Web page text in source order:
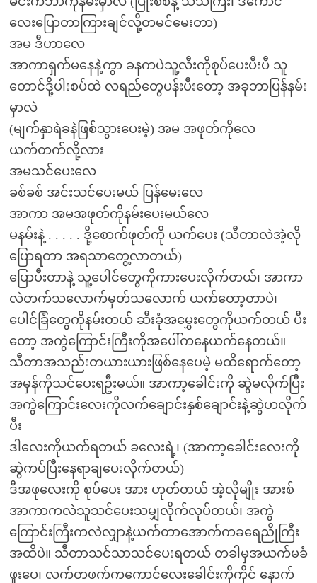
လေးပြောတာကြားချင်လို့တမင်မေးတာ)
အမ ဒီဟာလေ
အာကာရှက်မနေနဲ့ကွာ ခနကပဲသူ့လီးကိုစုပ်ပေးပီးပီ သူ
တောင်ဒို့ပါးစပ်ထဲ လရည်တွေပန်းပီးတော့ အခုဘာပြန်နမ်း
မှာလဲ
(မျက်နှာရဲခနဲဖြစ်သွားပေးမဲ့) အမ အဖုတ်ကိုလေ
ယက်တက်လို့လား
အမသင်ပေးလေ
ခစ်ခစ် အင်းသင်ပေးမယ် ပြန်မေးလေ
အာကာ အမအဖုတ်ကိုနမ်းပေးမယ်လေ
မနမ်းနဲ့ . . . . . ဒို့စောက်ဖုတ်ကို ယက်ပေး (သီတာလဲအဲ့လို
ပြောရတာ အရသာတွေ့လာတယ်)
ပြောပီးတာနဲ့ သူ့ပေါင်တွေကိုကားပေးလိုက်တယ်၊ အာကာ
လဲတက်သလောက်မှတ်သလောက် ယက်တော့တာပဲ၊
ပေါင်ခြံတွေကိုနမ်းတယ် ဆီးခုံအမွှေးတွေကိုယက်တယ် ပီး
တော့ အကွဲကြောင်းကြီးကိုအပေါ်ကနေယက်နေတယ်။
သီတာအသည်းတယားယားဖြစ်နေပေမဲ့ မထိရောက်တော့
အမှန်ကိုသင်ပေးရဦးမယ်။ အာကာ့ခေါင်းကို ဆွဲမလိုက်ပြီး
အကွဲကြောင်းလေးကိုလက်ချောင်းနှစ်ချောင်းနဲ့ဆွဲဟလိုက်
ပီး
ဒါလေးကိုယက်ရတယ် ခလေးရဲ့၊ (အာကာ့ခေါင်းလေးကို
ဆွဲကပ်ပြီးနေရာချပေးလိုက်တယ်)
ဒီအဖုလေးကို စုပ်ပေး အား ဟုတ်တယ် အဲ့လိုမျိုး အားစ်
အာကာကလဲသူသင်ပေးသမျှလိုက်လုပ်တယ်၊ အကွဲ
ကြောင်းကြီးကလဲလျှာနဲ့ယက်တာအောက်ကခရေညိုကြီး
အထိပဲ။ သီတာသင်သာသင်ပေးရတယ် တခါမှအယက်မခံ
ဖူးပေ၊ လက်တဖက်ကကောင်လေးခေါင်းကိုကိုင် နောက်